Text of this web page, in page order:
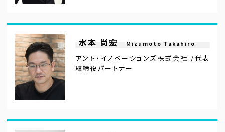
水本 尚宏 Mizumoto Takahiro
アント・イノベーションズ株式会社 /代表
取締役パートナー